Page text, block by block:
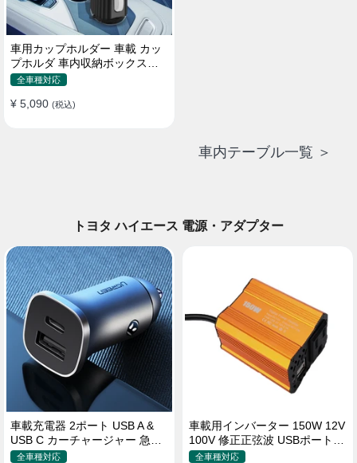
車用カップホルダー 車載 カッ
プホルダ 車内収納ボックス車
載テーブル スマホ置き 調整可
止め 小物置き 多機能 使い勝手
全車種対応
¥ 5,090 (税込)
車内テーブル一覧 ＞
トヨタ ハイエース 電源・アダプター
車載充電器 2ポート USB A &
USB C カーチャージャー 急速
充電USB [36W 12V-24V ]
全車種対応
車載用インバーター 150W 12V
100V 修正正弦波 USBポート2
口 コンバーター 防災用品 チャ
全車種対応